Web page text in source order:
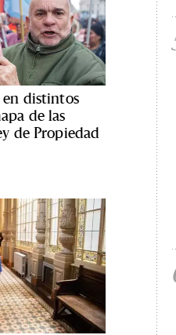
en distintos
de las
de Propiedad